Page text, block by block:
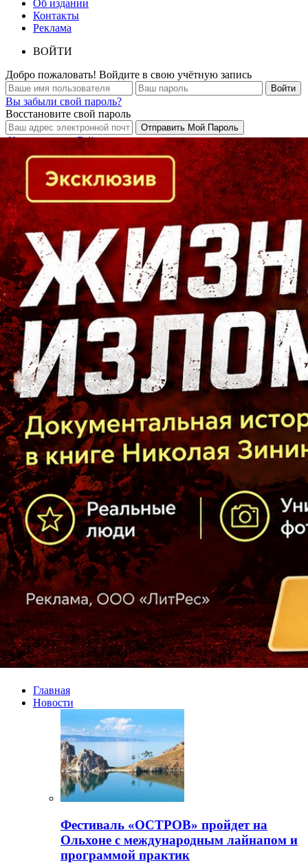
Об издании
Контакты
Реклама
ВОЙТИ
Добро пожаловать! Войдите в свою учётную запись
Вы забыли свой пароль?
Восстановите свой пароль
Кто есть кто в Байкальском регионе
Главная
Новости
Фестиваль «ОСТРОВ» пройдет на
Ольхоне с международным лайнапом и
программой практик